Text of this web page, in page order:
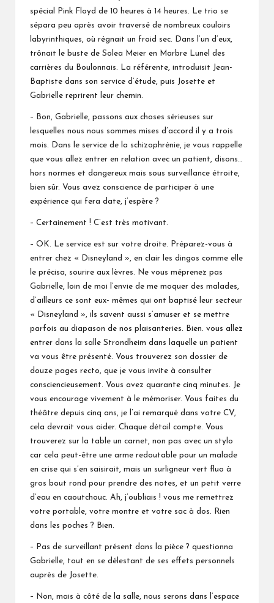
spécial Pink Floyd de 10 heures à 14 heures. Le trio se
sépara peu après avoir traversé de nombreux couloirs
labyrinthiques, où régnait un froid sec. Dans l’un d’eux,
trônait le buste de Solea Meier en Marbre Lunel des
carrières du Boulonnais. La référente, introduisit Jean-
Baptiste dans son service d’étude, puis Josette et
Gabrielle reprirent leur chemin.
– Bon, Gabrielle, passons aux choses sérieuses sur
lesquelles nous nous sommes mises d’accord il y a trois
mois. Dans le service de la schizophrénie, je vous rappelle
que vous allez entrer en relation avec un patient, disons…
hors normes et dangereux mais sous surveillance étroite,
bien sûr. Vous avez conscience de participer à une
expérience qui fera date, j’espère ?
– Certainement ! C’est très motivant.
– OK. Le service est sur votre droite. Préparez-vous à
entrer chez « Disneyland », en clair les dingos comme elle
le précisa, sourire aux lèvres. Ne vous méprenez pas
Gabrielle, loin de moi l’envie de me moquer des malades,
d’ailleurs ce sont eux- mêmes qui ont baptisé leur secteur
« Disneyland », ils savent aussi s’amuser et se mettre
parfois au diapason de nos plaisanteries. Bien. vous allez
entrer dans la salle Strondheim dans laquelle un patient
va vous être présenté. Vous trouverez son dossier de
douze pages recto, que je vous invite à consulter
consciencieusement. Vous avez quarante cinq minutes. Je
vous encourage vivement à le mémoriser. Vous faites du
théâtre depuis cinq ans, je l’ai remarqué dans votre CV,
cela devrait vous aider. Chaque détail compte. Vous
trouverez sur la table un carnet, non pas avec un stylo
car cela peut-être une arme redoutable pour un malade
en crise qui s’en saisirait, mais un surligneur vert fluo à
gros bout rond pour prendre des notes, et un petit verre
d’eau en caoutchouc. Ah, j’oubliais ! vous me remettrez
votre portable, votre montre et votre sac à dos. Rien
dans les poches ? Bien.
– Pas de surveillant présent dans la pièce ? questionna
Gabrielle, tout en se délestant de ses effets personnels
auprès de Josette.
– Non, mais à côté de la salle, nous serons dans l’espace